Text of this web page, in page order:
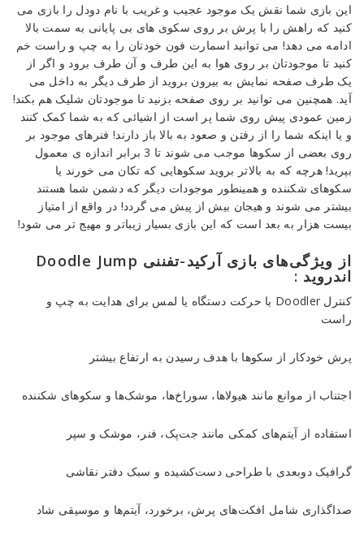
Reviewed
by
Ins2012
on
Nov
11 Rating:
این بازی شما نقش یک موجود عجیب و غریب با نام دودل را بازی می
کنید که راهش را با پرش بر روی سکوی های بی پایانی به سمت بالا
ادامه می دهد! می توانید اسمارت فون خودتان را به چپ و راست خم
کنید تا موجودتان بر روی هوا به این طرف و آن طرف برود و اگر از
یک طرف صفحه نمایش به بیرون بروید از طرف دیگر به داخل می
آید. همچنین می توانید بر روی صفحه بزنید تا موجودتان شلیک هم بکند!
زمین عمودی پیش روی شما پر است از اشیائی که به شما کمک کنند
و یا اینکه شما را از رفتن و صعود به بالا باز دارند! فنرهای موجود بر
روی بعضی از سکوها موجب می شوند تا 3 برابر اندازه ی معمول
بپرید! هرچه که به بالاتر بروید سکوهایی که تکان می خورند یا
سکوهای شکننده و همینطور موجودات دیگر که دشمن شما هستند
بیشتر می شوند و هیجان بیش از پیش می گردد! در واقع از امتیاز
بیست هزار به بعد است که این بازی بسیار زیباتر و مهیج تر می شود!
از ویژگی‌های بازی آرکید-تفننی Doodle Jump
اندروید :
کنترل Doodler با حرکت دستگاه یا لمس برای هدایت به چپ و
راست
پرش خودکار از سکوها با هدف رسیدن به ارتفاع بیشتر
اجتناب از موانع مانند هیولاها، سوراخ‌ها، موشک‌ها و سکوهای شکننده
استفاده از آیتم‌های کمکی مانند جت‌پک، فنر، موشک و سپر
گرافیک دوبعدی با طراحی دست‌کشیده و سبک دفتر نقاشی
صداگذاری شامل افکت‌های پرش، برخورد، آیتم‌ها و موسیقی شاد